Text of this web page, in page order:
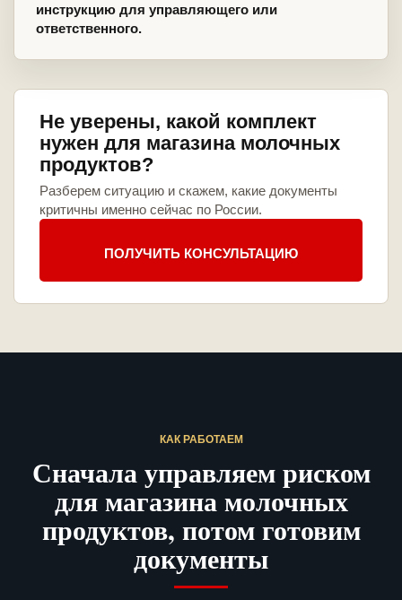
инструкцию для управляющего или
ответственного.
Не уверены, какой комплект
нужен для магазина молочных
продуктов?
Разберем ситуацию и скажем, какие документы
критичны именно сейчас по России.
ПОЛУЧИТЬ КОНСУЛЬТАЦИЮ
КАК РАБОТАЕМ
Сначала управляем риском
для магазина молочных
продуктов, потом готовим
документы